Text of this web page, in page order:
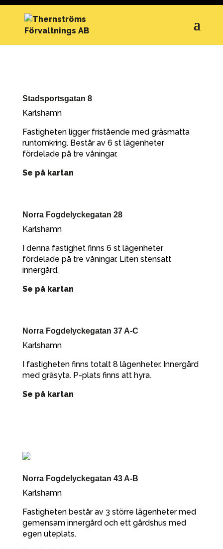
Stadsportsgatan 8
Karlshamn
Fastigheten ligger fristående med gräsmatta
runtomkring. Består av 6 st lägenheter
fördelade på tre våningar.
Se på kartan
Norra Fogdelyckegatan 28
Karlshamn
I denna fastighet finns 6 st lägenheter
fördelade på tre våningar. Liten stensatt
innergård.
Se på kartan
Norra Fogdelyckegatan 37 A-C
Karlshamn
I fastigheten finns totalt 8 lägenheter. Innergård
med gräsyta. P-plats finns att hyra.
Se på kartan
Norra Fogdelyckegatan 43 A-B
Karlshamn
Fastigheten består av 3 större lägenheter med
gemensam innergård och ett gårdshus med
egen uteplats.